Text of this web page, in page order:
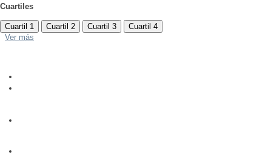
Cuartiles
Cuartil 1 Cuartil 2 Cuartil 3
Cuartil 4
Ver más